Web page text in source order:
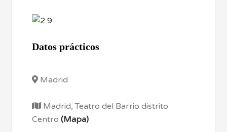
Datos prácticos
Madrid
Madrid, Teatro del Barrio distrito
Centro(Mapa)